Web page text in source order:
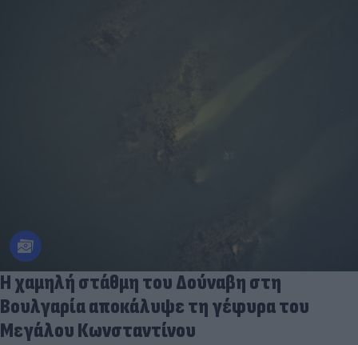
Η χαμηλή στάθμη του Δούναβη στη
Βουλγαρία αποκάλυψε τη γέφυρα του
Μεγάλου Κωνσταντίνου